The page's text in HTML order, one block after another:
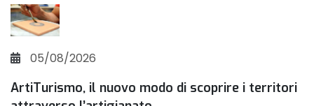
05/08/2026
ArtiTurismo, il nuovo modo di scoprire i territori